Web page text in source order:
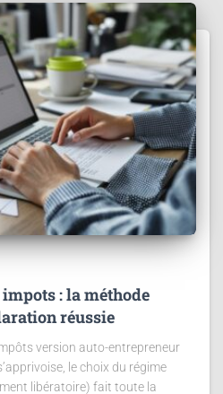
: la méthode
réussie
version auto-entrepreneur
le choix du régime
libératoire) fait toute la